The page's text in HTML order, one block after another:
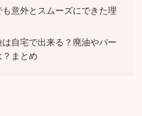
も意外とスムーズにできた理
は自宅で出来る？廃油やパー
？まとめ